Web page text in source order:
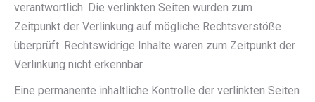
verantwortlich. Die verlinkten Seiten wurden zum
Zeitpunkt der Verlinkung auf mögliche Rechtsverstöße
überprüft. Rechtswidrige Inhalte waren zum Zeitpunkt der
Verlinkung nicht erkennbar.
Eine permanente inhaltliche Kontrolle der verlinkten Seiten